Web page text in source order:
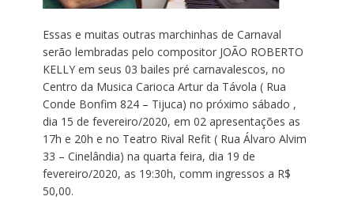
Essas e muitas outras marchinhas de Carnaval
serão lembradas pelo compositor JOÃO ROBERTO
KELLY em seus 03 bailes pré carnavalescos, no
Centro da Musica Carioca Artur da Távola ( Rua
Conde Bonfim 824 – Tijuca) no próximo sábado ,
dia 15 de fevereiro/2020, em 02 apresentações as
17h e 20h e no Teatro Rival Refit ( Rua Álvaro Alvim
33 – Cinelândia) na quarta feira, dia 19 de
fevereiro/2020, as 19:30h, comm ingressos a R$
50,00.